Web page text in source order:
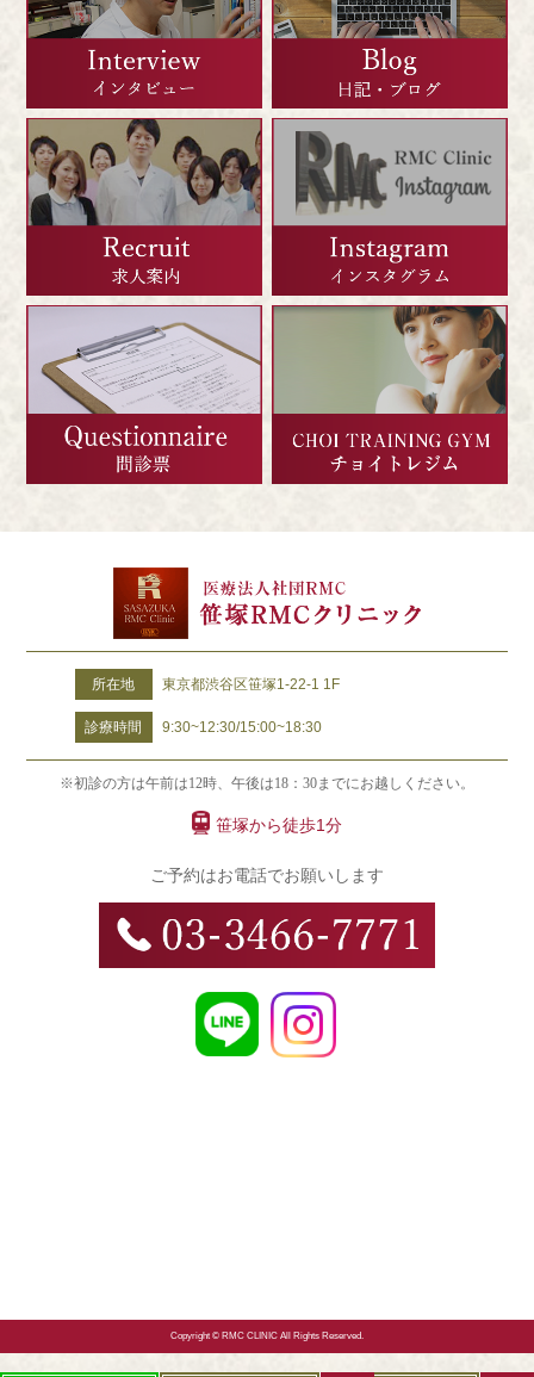
所在地 東京都渋谷区笹塚1-22-1 1F
診療時間 9:30~12:30/15:00~18:30
※初診の方は午前は12時、午後は18：30までにお越しください。
笹塚から徒歩1分
ご予約はお電話でお願いします
Copyright © RMC CLINIC All Rights Reserved.